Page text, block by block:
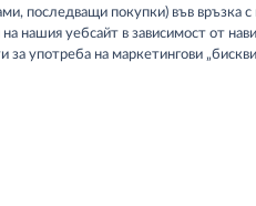
последващи покупки) във връзка
уебсайт в зависимост от
за употреба на маркетингови